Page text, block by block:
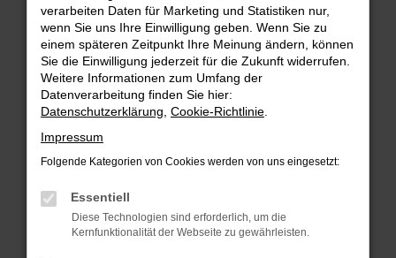
Beim Laden ist ein Fehler aufgetreten.
Hier sind ein paar Tipps, die dir helfen können:
Überprüfe deine Firewall und deine
Internetverbindung.
Laden andere Webseiten, zum Beispiel deine
Suchmaschine?
Prüfe deine Browsererweiterungen.
das Laden bestimmter Seiten verhindern.
Funktioniert die Seite in einem anderen Browser
oder in einem privaten Fenster?
verarbeiten Daten für Marketing und Statistiken nur,
wenn Sie uns Ihre Einwilligung geben. Wenn Sie zu
einem späteren Zeitpunkt Ihre Meinung ändern, können
Sie die Einwilligung jederzeit für die Zukunft widerrufen.
Weitere Informationen zum Umfang der
Datenverarbeitung finden Sie hier:
Datenschutzerklärung Cookie-Richtlinie
Impressum
Folgende Kategorien von Cookies werden von uns eingesetzt:
Essentiell
Diese Technologien sind erforderlich, um die
Kernfunktionalität der Webseite zu gewährleisten.